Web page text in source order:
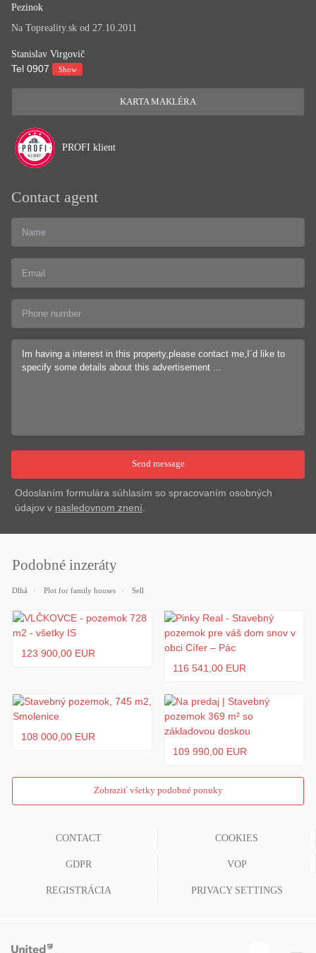
Pezinok
Na Topreality.sk od 27.10.2011
Stanislav Virgovič
Tel 0907 Show
KARTA MAKLÉRA
PROFI klient
Contact agent
Odoslaním formulára súhlasím so spracovaním osobných
údajov v nasledovnom znení
Podobné inzeráty
Dlhá Plot for family houses Sell
123 900,00 EUR
116 541,00 EUR
108 000,00 EUR
109 990,00 EUR
Zobraziť všetky podobné ponuky
CONTACT COOKIES
GDPR VOP
REGISTRÁCIA PRIVACY SETTINGS